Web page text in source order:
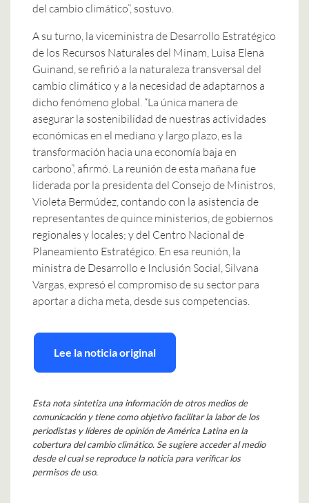
del cambio climático”, sostuvo.
A su turno, la viceministra de Desarrollo Estratégico
de los Recursos Naturales del Minam, Luisa Elena
Guinand, se refirió a la naturaleza transversal del
cambio climático y a la necesidad de adaptarnos a
dicho fenómeno global. “La única manera de
asegurar la sostenibilidad de nuestras actividades
económicas en el mediano y largo plazo, es la
transformación hacia una economía baja en
carbono”, afirmó. La reunión de esta mañana fue
liderada por la presidenta del Consejo de Ministros,
Violeta Bermúdez, contando con la asistencia de
representantes de quince ministerios, de gobiernos
regionales y locales; y del Centro Nacional de
Planeamiento Estratégico. En esa reunión, la
ministra de Desarrollo e Inclusión Social, Silvana
Vargas, expresó el compromiso de su sector para
aportar a dicha meta, desde sus competencias.
Lee la noticia original
Esta nota sintetiza una información de otros medios de
comunicación y tiene como objetivo facilitar la labor de los
periodistas y líderes de opinión de América Latina en la
cobertura del cambio climático. Se sugiere acceder al medio
desde el cual se reproduce la noticia para verificar los
permisos de uso.